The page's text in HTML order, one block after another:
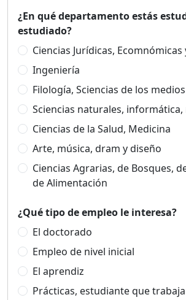
¿En qué departamento estás
estudiado?
Ciencias Jurídicas, Ecomnómicas
Ingeniería
Filología, Sciencias de los
Sciencias naturales,
Ciencias de la Salud, Medicina
Arte, música, dram y diseño
Ciencias Agrarias, de Bosques,
de Alimentación
¿Qué tipo de empleo le interesa?
El doctorado
Empleo de nivel inicial
El aprendiz
Prácticas, estudiante que